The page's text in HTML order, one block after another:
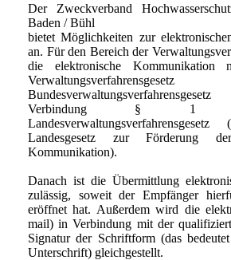
Der Zweckverband
Baden / Bühl
bietet Möglichkeiten zur
an. Für den Bereich der
die elektronische
Verbindung §
Landesgesetz zur Förderung
Kommunikation).
Danach ist die Übermittlung
zulässig, soweit der Empfänger
eröffnet hat. Außerdem wird die
mail) in Verbindung mit der
Signatur der Schriftform (das
Unterschrift) gleichgestellt.